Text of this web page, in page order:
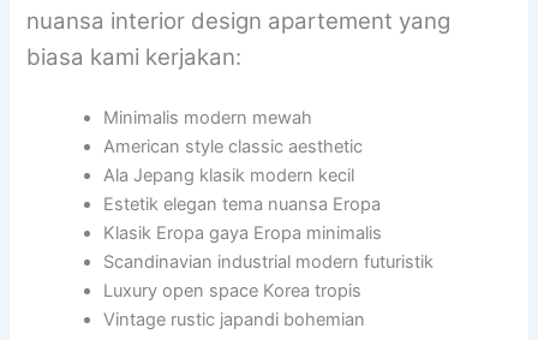
nuansa interior design apartement yang
biasa kami kerjakan:
Minimalis modern mewah
American style classic aesthetic
Ala Jepang klasik modern kecil
Estetik elegan tema nuansa Eropa
Klasik Eropa gaya Eropa minimalis
Scandinavian industrial modern futuristik
Luxury open space Korea tropis
Vintage rustic japandi bohemian